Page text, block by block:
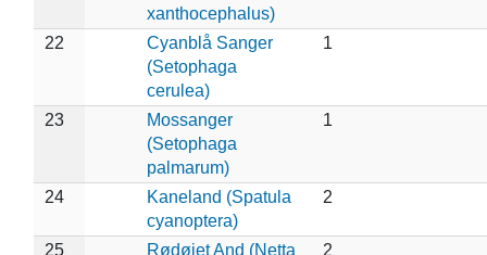
xanthocephalus)
22
Cyanblå Sanger
(Setophaga
cerulea)
1
23
Mossanger
(Setophaga
palmarum)
1
24
Kaneland (Spatula
cyanoptera)
2
25
Rødøjet And (Netta
2